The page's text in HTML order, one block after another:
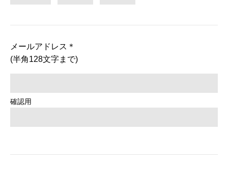
メールアドレス ＊
(半角128文字まで)
確認用